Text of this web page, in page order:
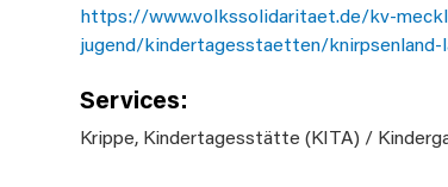
https://www.volkssolidaritaet.de/kv-
jugend/kindertagesstaetten/knirpsenland-
Services:
Krippe, Kindertagesstätte (KITA) /